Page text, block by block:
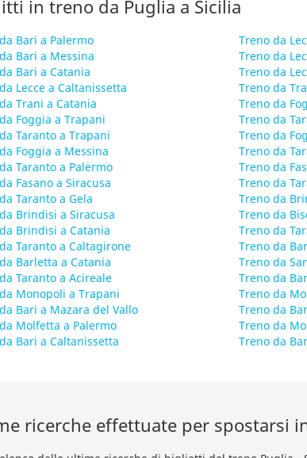
in treno da Puglia a Sicilia
Bari a Palermo
Bari a Messina
Bari a Catania
Lecce a Caltanissetta
Trani a Catania
Foggia a Trapani
Taranto a Trapani
Foggia a Messina
Taranto a Palermo
Fasano a Siracusa
Taranto a Gela
Brindisi a Siracusa
Brindisi a Catania
Taranto a Caltagirone
Barletta a Catania
Taranto a Acireale
Monopoli a Trapani
Bari a Mazara del Vallo
Molfetta a Palermo
Bari a Caltanissetta
Treno da
Treno da
Treno da
Treno da
Treno da
Treno da
Treno da
Treno da
Treno da
Treno da
Treno da
Treno da
Treno da
Treno da
Treno da
Treno da
Treno da
Treno da
Treno da
Treno da
ricerche effettuate per spostarsi